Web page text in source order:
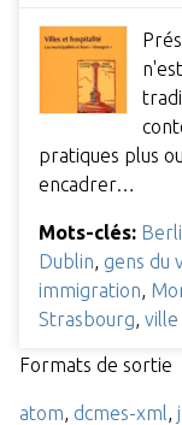
pratiques plus
encadrer…
Mots-clés:
Dublin, gens du
immigration,
Strasbourg, ville
Formats de sortie
atom, dcmes-xml,